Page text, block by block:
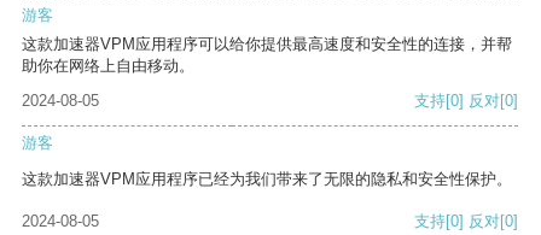
游客
这款加速器VPM应用程序可以给你提供最高速度和安全性的连接，并帮
助你在网络上自由移动。
2024-08-05
支持[0] 反对[0]
游客
这款加速器VPM应用程序已经为我们带来了无限的隐私和安全性保护。
2024-08-05 支持[0] 反对[0]